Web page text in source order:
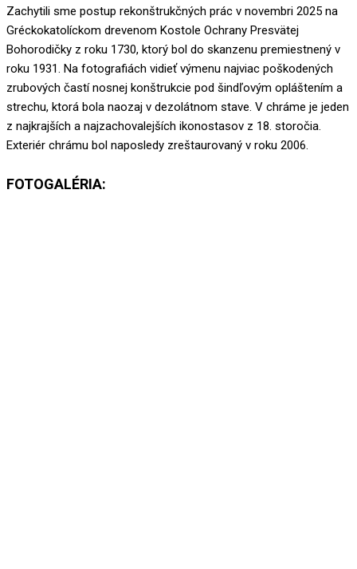
Zachytili sme postup rekonštrukčných prác v novembri 2025 na
Gréckokatolíckom drevenom Kostole Ochrany Presvätej
Bohorodičky z roku 1730, ktorý bol do skanzenu premiestnený v
roku 1931. Na fotografiách vidieť výmenu najviac poškodených
zrubových častí nosnej konštrukcie pod šindľovým opláštením a
strechu, ktorá bola naozaj v dezolátnom stave. V chráme je jeden
z najkrajších a najzachovalejších ikonostasov z 18. storočia.
Exteriér chrámu bol naposledy zreštaurovaný v roku 2006.
FOTOGALÉRIA: